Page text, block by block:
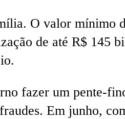
O valor mínimo
de até R$ 145
fazer um pente-
Em junho,